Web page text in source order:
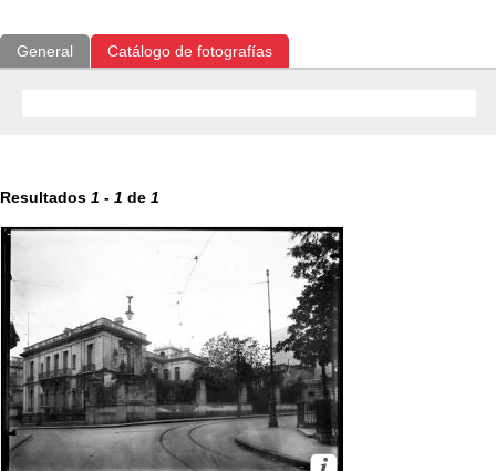
General Catálogo de fotografías
Resultados 1 - 1 de 1